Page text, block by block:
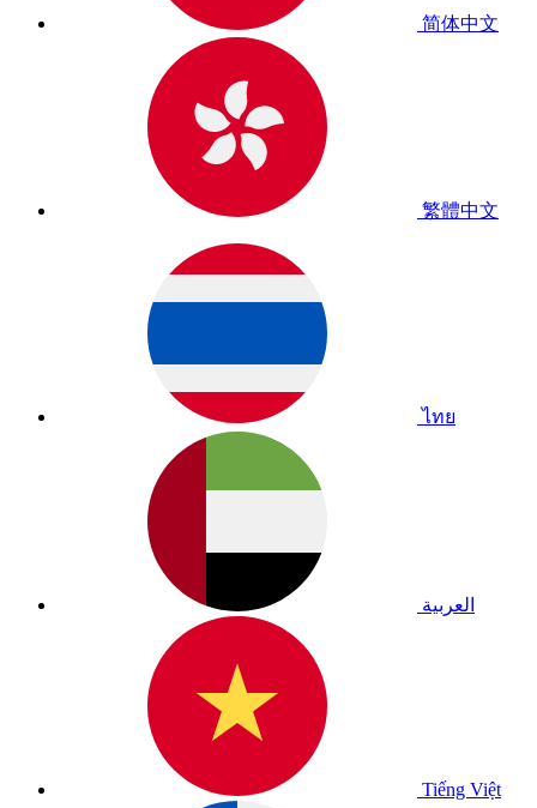
简体中文
繁體中文
ไทย
العربية
Tiếng Việt